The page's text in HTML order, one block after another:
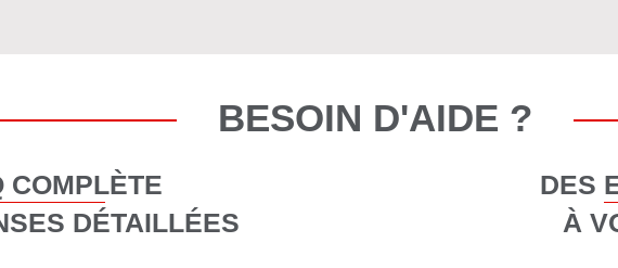
BESOIN D'AIDE ?
COMPLÈTE
DÉTAILLÉES
DES
À